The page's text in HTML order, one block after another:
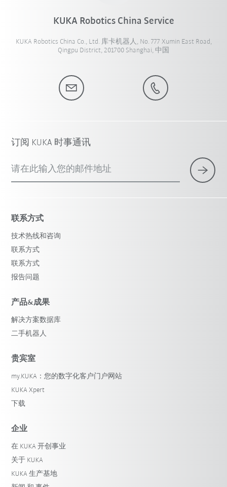
KUKA Robotics China Service
KUKA Robotics China Co., Ltd. 库卡机器人, No. 777 Xumin East Road,
Qingpu District, 201700 Shanghai, 中国
订阅 KUKA 时事通讯
请在此输入您的邮件地址
联系方式
技术热线和咨询
联系方式
联系方式
报告问题
产品&成果
解决方案数据库
二手机器人
贵宾室
my.KUKA：您的数字化客户门户网站
KUKA Xpert
下载
企业
在 KUKA 开创事业
关于 KUKA
KUKA 生产基地